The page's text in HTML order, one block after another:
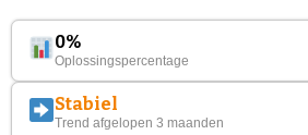
0%
Oplossingspercentage
Stabiel
Trend afgelopen 3 maanden